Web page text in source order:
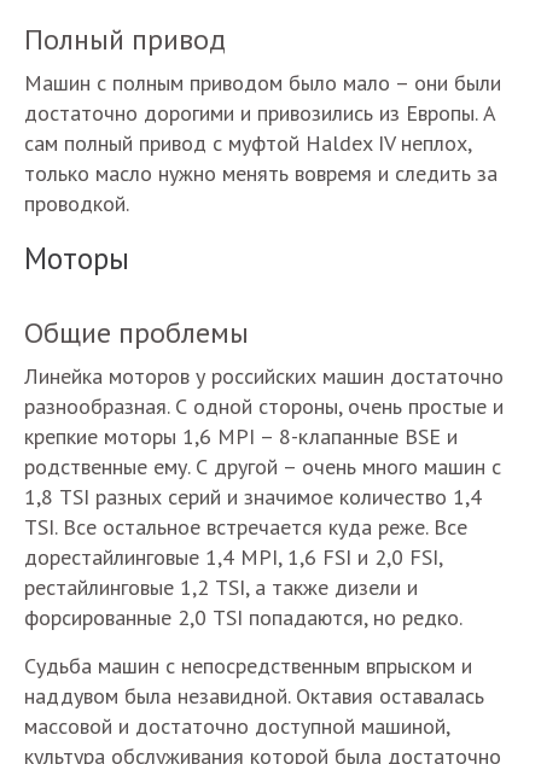
Полный привод
Машин с полным приводом было мало – они были
достаточно дорогими и привозились из Европы. А
сам полный привод с муфтой Haldex IV неплох,
только масло нужно менять вовремя и следить за
проводкой.
Моторы
Общие проблемы
Линейка моторов у российских машин достаточно
разнообразная. С одной стороны, очень простые и
крепкие моторы 1,6 MPI – 8-клапанные BSE и
родственные ему. С другой – очень много машин с
1,8 TSI разных серий и значимое количество 1,4
TSI. Все остальное встречается куда реже. Все
дорестайлинговые 1,4 MPI, 1,6 FSI и 2,0 FSI,
рестайлинговые 1,2 TSI, а также дизели и
форсированные 2,0 TSI попадаются, но редко.
Судьба машин с непосредственным впрыском и
наддувом была незавидной. Октавия оставалась
массовой и достаточно доступной машиной,
культура обслуживания которой была достаточно